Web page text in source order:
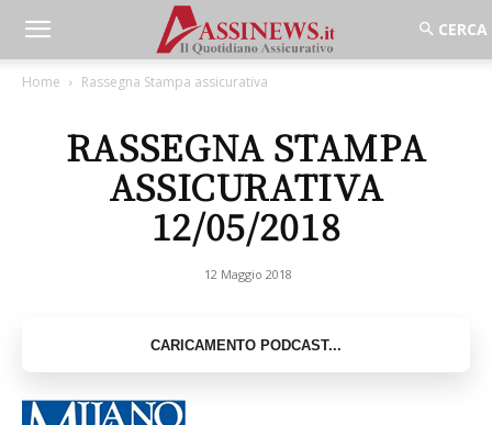
Home Rassegna Stampa assicurativa
RASSEGNA STAMPA
ASSICURATIVA
12/05/2018
12 Maggio 2018